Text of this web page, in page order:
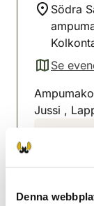
Denna
Södra
Se
(avautuu
Jussi ,